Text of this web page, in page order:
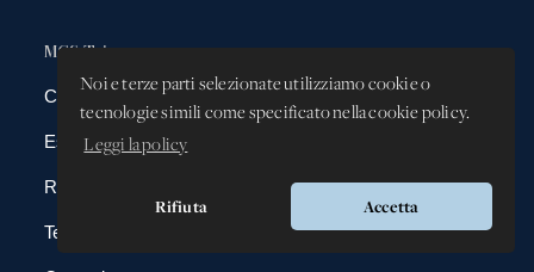
Noi e terze parti selezionate utilizziamo cookie o
tecnologie simili come specificato nella cookie policy.
Leggi la policy
Rifiuta Accetta
MGS Triveneto
Chi siamo
Esperienze
Rubriche
Testi Salesiani